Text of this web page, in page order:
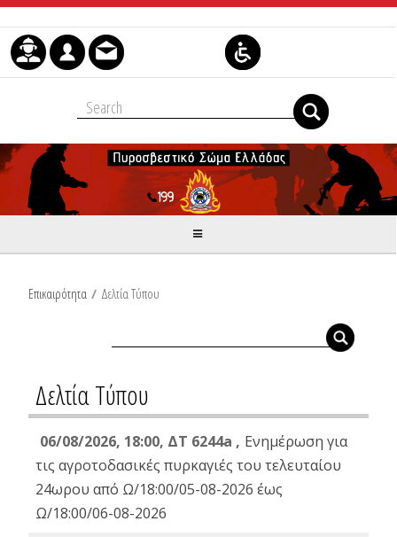
Skip to Content
Επικαιρότητα / Δελτία Τύπου
Δελτία Τύπου
06/08/2026, 18:00, ΔΤ 6244a , Ενημέρωση για
τις αγροτοδασικές πυρκαγιές του τελευταίου
24ωρου από Ω/18:00/05-08-2026 έως
Ω/18:00/06-08-2026